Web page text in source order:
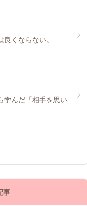
良くならない。
学んだ「相手を思い
事